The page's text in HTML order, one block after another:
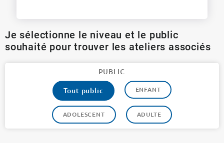
Je sélectionne le niveau et le public
souhaité pour trouver les ateliers associés
PUBLIC
Tout public
ENFANT
ADOLESCENT ADULTE